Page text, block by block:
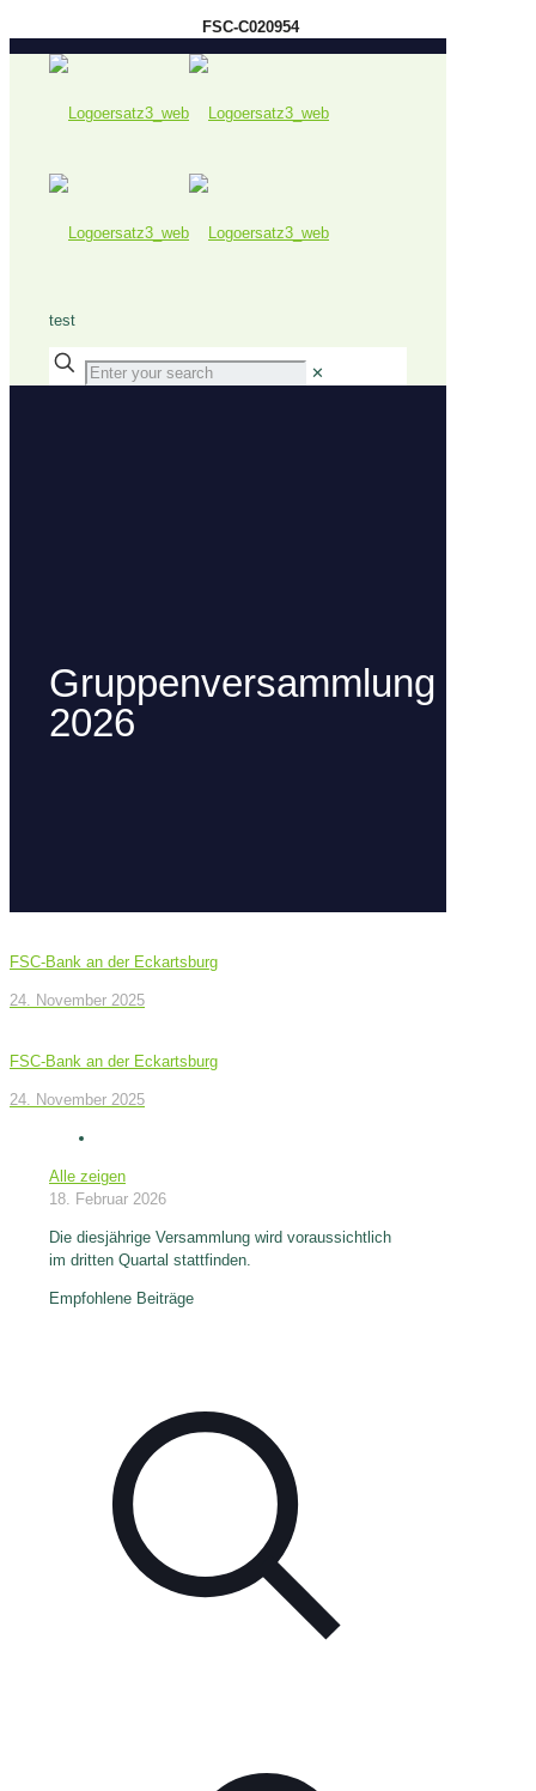
FSC-C020954
test
✕
Gruppenversammlung
2026
FSC-Bank an der Eckartsburg
24. November 2025
FSC-Bank an der Eckartsburg
24. November 2025
Alle zeigen
18. Februar 2026
Die diesjährige Versammlung wird voraussichtlich
im dritten Quartal stattfinden.
Empfohlene Beiträge